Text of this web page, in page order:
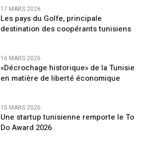
17 MARS 2026
Les pays du Golfe, principale
destination des coopérants tunisiens
16 MARS 2026
«Décrochage historique» de la Tunisie
en matière de liberté économique
15 MARS 2026
Une startup tunisienne remporte le To
Do Award 2026